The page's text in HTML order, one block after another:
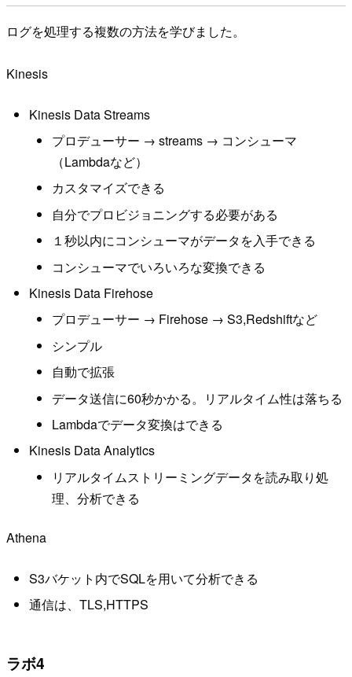
ログを処理する複数の方法を学びました。
Kinesis
Kinesis Data Streams
プロデューサー → streams → コンシューマ
（Lambdaなど）
カスタマイズできる
自分でプロビジョニングする必要がある
１秒以内にコンシューマがデータを入手できる
コンシューマでいろいろな変換できる
Kinesis Data Firehose
プロデューサー → Firehose → S3,Redshiftなど
シンプル
自動で拡張
データ送信に60秒かかる。リアルタイム性は落ちる
Lambdaでデータ変換はできる
Kinesis Data Analytics
リアルタイムストリーミングデータを読み取り処
理、分析できる
Athena
S3バケット内でSQLを用いて分析できる
通信は、TLS,HTTPS
ラボ4